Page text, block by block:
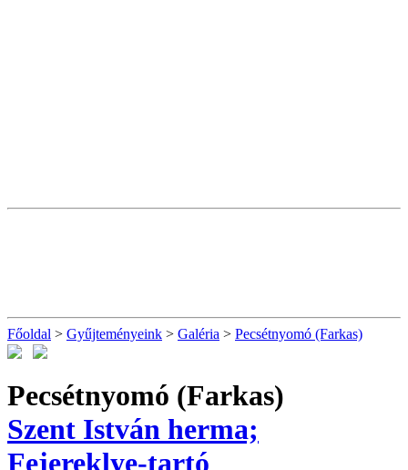
Főoldal > Gyűjteményeink > Galéria > Pecsétnyomó (Farkas)
Pecsétnyomó (Farkas)
Szent István herma;
Fejereklye-tartó